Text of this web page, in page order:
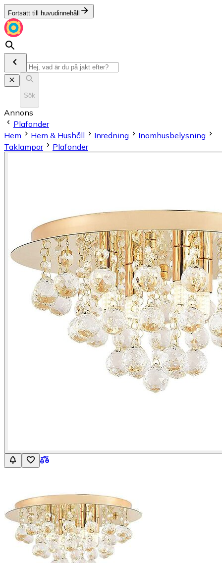
Fortsätt till huvudinnehåll
Sök
Annons
Plafonder
Hem
Hem & Hushåll Inredning
Inomhusbelysning
Taklampor
Plafonder